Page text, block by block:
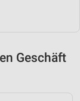
Geschäft